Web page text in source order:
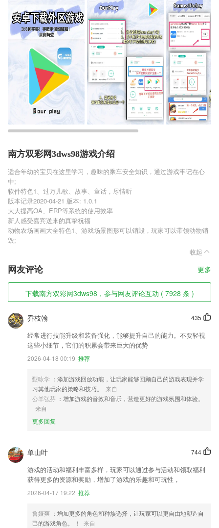
南方双彩网3dws98游戏介绍
适合年幼的宝贝在这里学习，趣味的乘车安全知识，通过游戏牢记在心
中;
软件特色1、过万儿歌、故事、童话，尽情听
版本记录2020-04-21 版本: 1.0.1
大大提高OA、ERP等系统的使用效率
新人感受嘉宾送来的真挚祝福
动物农场画画大全特色1、游戏场景图形可以销毁，玩家可以带领动物销
毁;
收起
网友评论 更多
下载南方双彩网3dws98，参与网友评论互动 ( 7928 条 )
435
乔枝翰
经常进行技能升级和装备强化，能够提升自己的能力。不要轻视
这些小细节，它们的积累会带来巨大的优势
2026-04-18 00:19 推荐
甄咏学 ：添加游戏回放功能，让玩家能够回顾自己的游戏表现并学
习其他玩家的策略和技巧。
来自
公羊弘芬 ：增加游戏的音效和音乐，营造更好的游戏氛围和体验。
来自
更多回复
744
单山叶
游戏的活动和福利丰富多样，玩家可以通过参与活动和领取福利
获得更多的资源和奖励，增加了游戏的乐趣和可玩性，
2026-04-17 19:22 推荐
鲁娅爽 ：增加更多的角色和种族选择，让玩家可以更自由地塑造自
己的游戏角色。 ！
来自